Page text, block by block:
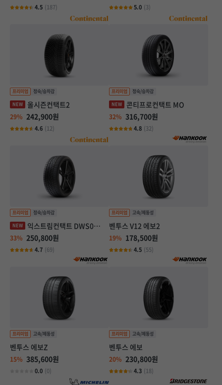
4.5 (187) 5.0 (3)
올시즌컨택트2
29% 242,900원
4.6 (12)
콘티프로컨택트 MO
32% 316,700원
4.8 (32)
익스트림컨택트 DWS06 플러스
33% 250,800원
4.7 (69)
벤투스 V12 에보2
19% 178,500원
4.5 (55)
벤투스 에보Z
15% 385,600원
0.0 (0)
벤투스 에보
20% 230,800원
4.3 (18)